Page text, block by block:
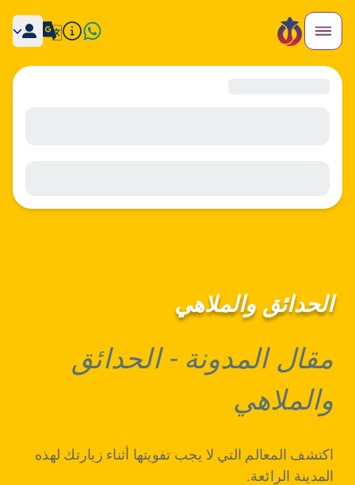
الحدائق والملاهي
مقال المدونة -الحدائق
والملاهي
اكتشف المعالم التي لا يجب تفويتها أثناء زيارتك لهذه
المدينة الرائعة.